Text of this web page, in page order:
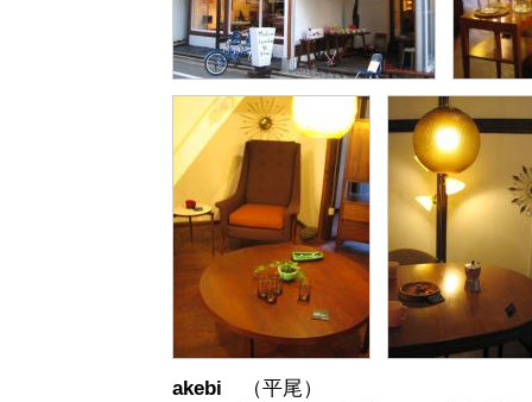
akebi （平尾）